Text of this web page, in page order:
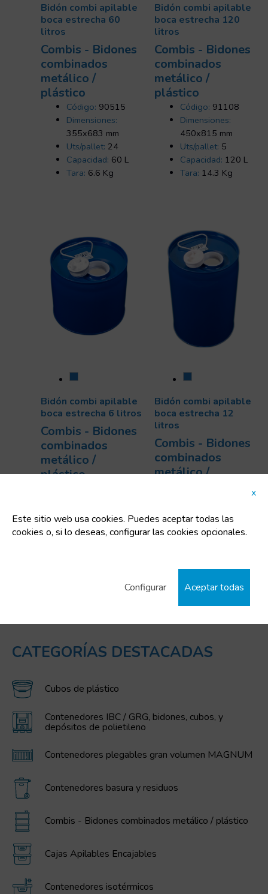
Bidón combi apilable
boca estrecha 60
litros
Combis - Bidones
combinados
metálico /
plástico
Código: 90515
Dimensiones:
355x683 mm
Uts/pallet: 24
Capacidad: 60 L
Tara: 6.6 Kg
Bidón combi apilable
boca estrecha 120
litros
Combis - Bidones
combinados
metálico /
plástico
Código: 91108
Dimensiones:
450x815 mm
Uts/pallet: 5
Capacidad: 120 L
Tara: 14.3 Kg
Bidón combi apilable
boca estrecha 6 litros
Combis - Bidones
combinados
metálico /
plástico
230x200 mm
Uts/pallet: 100
Bidón combi apilable
boca estrecha 12
litros
Combis - Bidones
combinados
metálico /
Dimensiones:
230x348 mm
Uts/pallet:
Tara:1.85 Kg
CATEGORÍAS DESTACADAS
Cubos de plástico
Contenedores IBC / GRG, bidones, cubos, y
depósitos de polietileno
Contenedores plegables gran volumen MAGNUM
Contenedores basura y residuos
Combis - Bidones combinados metálico / plástico
Cajas Apilables Encajables
Contenedores isotérmicos
Este sitio web usa cookies. Puedes aceptar todas las
cookies o, si lo deseas, configurar las cookies opcionales.
x
Aceptar todas
Configurar